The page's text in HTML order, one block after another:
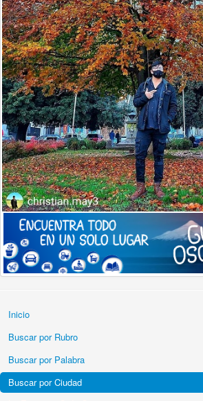
Inicio
Buscar por Rubro
Buscar por Palabra
Buscar por Ciudad